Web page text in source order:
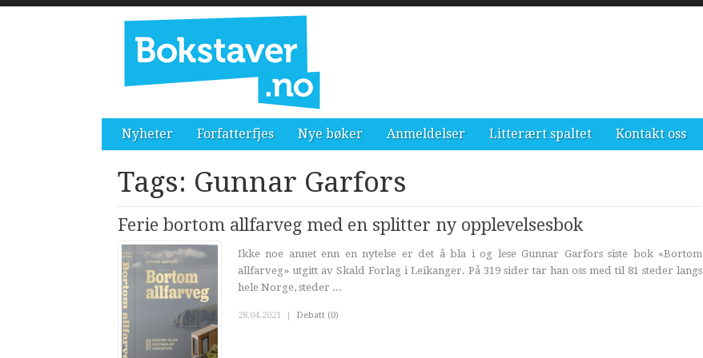
Nyheter Forfatterfjes Nye bøker Anmeldelser Litterært spaltet Kontakt oss
Tags: Gunnar Garfors
Ferie bortom allfarveg med en splitter ny opplevelsesbok
Ikke noe annet enn en nytelse er det å bla i og lese Gunnar Garfors siste bok «Bortom
allfarveg» utgitt av Skald Forlag i Leikanger. På 319 sider tar han oss med til 81 steder langs
hele Norge, steder ...
28.04.2021 | Debatt (0)